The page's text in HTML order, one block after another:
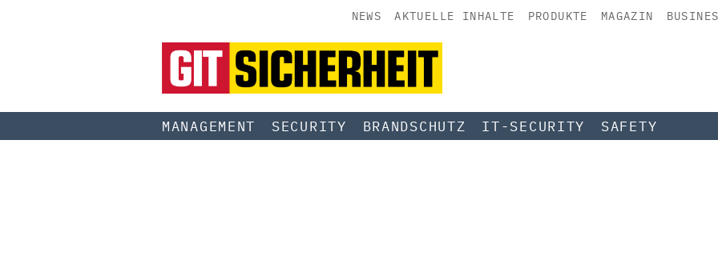
NEWS AKTUELLE INHALTE PRODUKTE MAGAZIN
MANAGEMENT SECURITY BRANDSCHUTZ IT-SECURITY SAFETY